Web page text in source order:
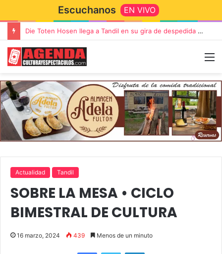
Escuchanos EN VIVO
Die Toten Hosen llega a Tandil en su gira de despedida «Fútbol, Asado, Vino y Adiós Amigos»
Actualidad Tandil
SOBRE LA MESA • CICLO
BIMESTRAL DE CULTURA
16 marzo, 2024 439 Menos de un minuto